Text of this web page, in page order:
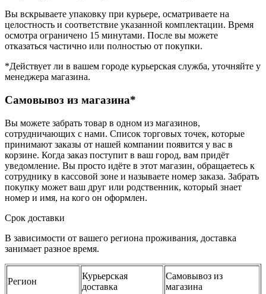
Вы вскрываете упаковку при курьере, осматриваете на
целостность и соответствие указанной комплектации. Время
осмотра ограничено 15 минутами. После вы можете
отказаться частично или полностью от покупки.
*Действует ли в вашем городе курьерская служба, уточняйте у
менеджера магазина.
Самовывоз из магазина*
Вы можете забрать товар в одном из магазинов,
сотрудничающих с нами. Список торговых точек, которые
принимают заказы от нашей компании появится у вас в
корзине. Когда заказ поступит в ваш город, вам придёт
уведомление. Вы просто идёте в этот магазин, обращаетесь к
сотруднику в кассовой зоне и называете номер заказа. Забрать
покупку может ваш друг или родственник, который знает
номер и имя, на кого он оформлен.
Срок доставки
В зависимости от вашего региона проживания, доставка
занимает разное время.
Регион
Курьерская
доставка
Самовывоз из
магазина